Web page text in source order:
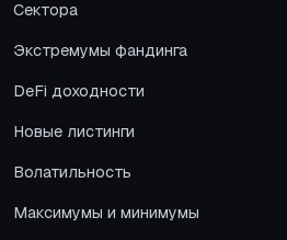
Сектора
Экстремумы фандинга
DeFi доходности
Новые листинги
Волатильность
Максимумы и минимумы